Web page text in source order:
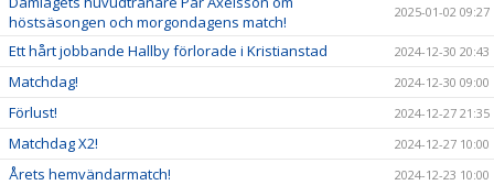
höstsäsongen och morgondagens match!
2025-01-02 09:27
Ett hårt jobbande Hallby förlorade i Kristianstad 2024-12-30 20:43
Matchdag! 2024-12-30 09:00
Förlust! 2024-12-27 21:35
Matchdag X2! 2024-12-27 10:00
Årets hemvändarmatch! 2024-12-23 10:00